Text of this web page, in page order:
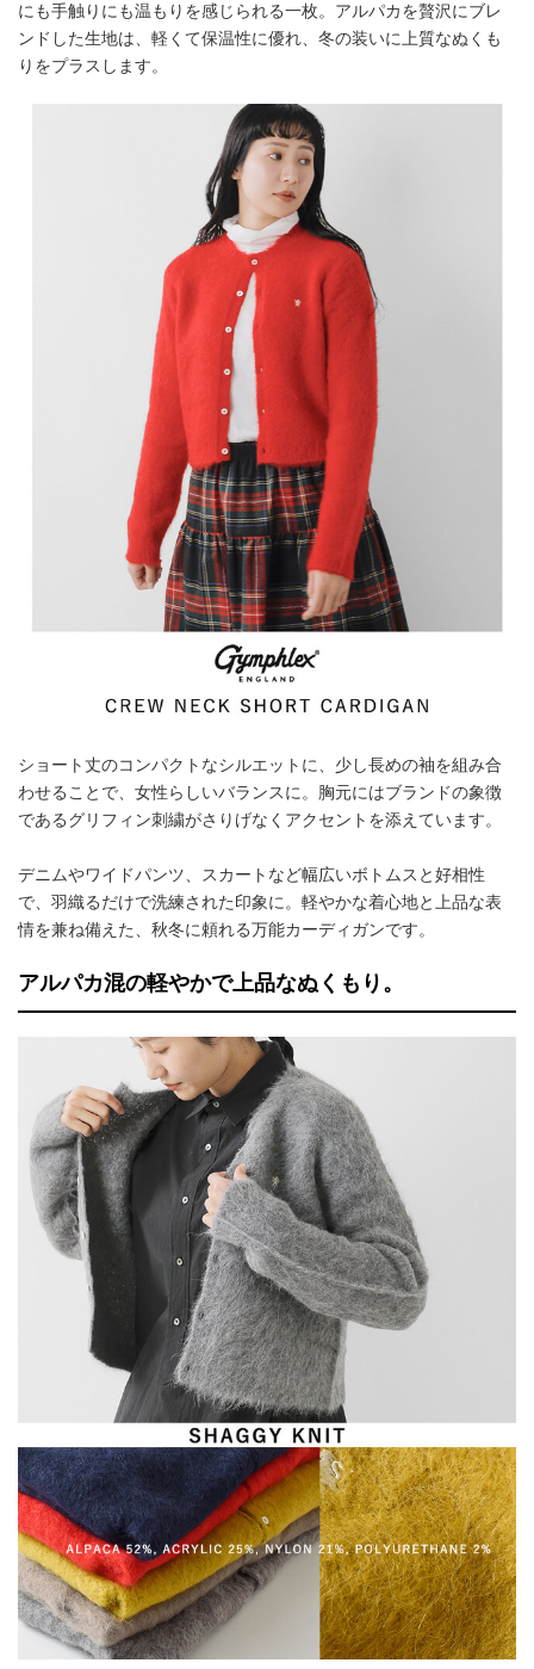
にも手触りにも温もりを感じられる一枚。アルパカを贅沢にブレ
ンドした生地は、軽くて保温性に優れ、冬の装いに上質なぬくも
りをプラスします。
ショート丈のコンパクトなシルエットに、少し長めの袖を組み合
わせることで、女性らしいバランスに。胸元にはブランドの象徴
であるグリフィン刺繍がさりげなくアクセントを添えています。
デニムやワイドパンツ、スカートなど幅広いボトムスと好相性
で、羽織るだけで洗練された印象に。軽やかな着心地と上品な表
情を兼ね備えた、秋冬に頼れる万能カーディガンです。
アルパカ混の軽やかで上品なぬくもり。